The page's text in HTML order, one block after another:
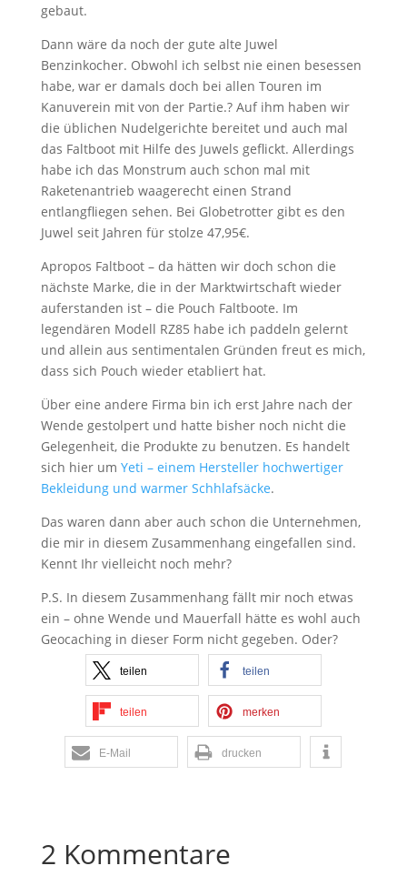
gebaut.
Dann wäre da noch der gute alte Juwel
Benzinkocher. Obwohl ich selbst nie einen besessen
habe, war er damals doch bei allen Touren im
Kanuverein mit von der Partie.? Auf ihm haben wir
die üblichen Nudelgerichte bereitet und auch mal
das Faltboot mit Hilfe des Juwels geflickt. Allerdings
habe ich das Monstrum auch schon mal mit
Raketenantrieb waagerecht einen Strand
entlangfliegen sehen. Bei Globetrotter gibt es den
Juwel seit Jahren für stolze 47,95€.
Apropos Faltboot – da hätten wir doch schon die
nächste Marke, die in der Marktwirtschaft wieder
auferstanden ist – die Pouch Faltboote. Im
legendären Modell RZ85 habe ich paddeln gelernt
und allein aus sentimentalen Gründen freut es mich,
dass sich Pouch wieder etabliert hat.
Über eine andere Firma bin ich erst Jahre nach der
Wende gestolpert und hatte bisher noch nicht die
Gelegenheit, die Produkte zu benutzen. Es handelt
sich hier um Yeti – einem Hersteller hochwertiger
Bekleidung und warmer Schhlafsäcke.
Das waren dann aber auch schon die Unternehmen,
die mir in diesem Zusammenhang eingefallen sind.
Kennt Ihr vielleicht noch mehr?
P.S. In diesem Zusammenhang fällt mir noch etwas
ein – ohne Wende und Mauerfall hätte es wohl auch
Geocaching in dieser Form nicht gegeben. Oder?
teilen teilen
teilen merken
E-Mail drucken
2 Kommentare